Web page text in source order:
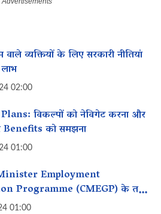
वाले व्यक्तियों के लिए सरकारी नीतियां
02:00
विकल्पों को नेविगेट करना और‌
को समझना
01:00
Employment
Programme (CMEGP) के तहत
लाभ कैसे प्राप्त कर सकता हूं?
01:00